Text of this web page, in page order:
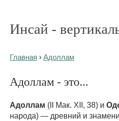
Инсай -
Главная › Адоллам
Адоллам - это...
Адоллам (II Мак. XII, 38) и
народа) — древний и